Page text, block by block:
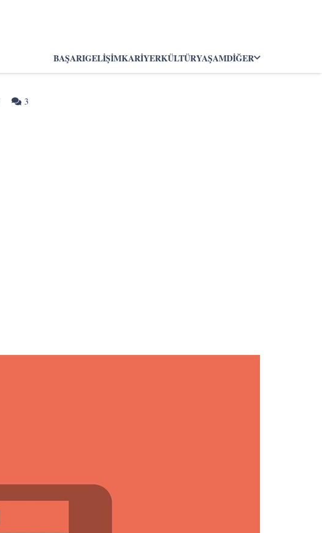
BAŞARIGELIŞIMKARIYERKÜLTÜRYAŞAMDIĞER
3Yorum